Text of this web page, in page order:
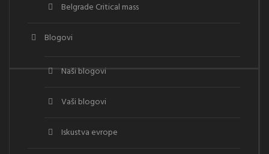
Belgrade Critical mass
Blogovi
Naši blogovi
Vaši blogovi
Iskustva evrope